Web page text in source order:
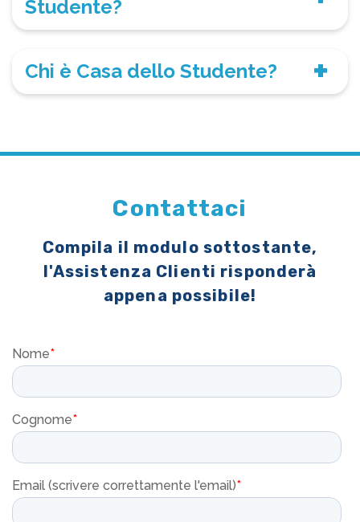
Studente?
Chi è Casa dello Studente?
Contattaci
Compila il modulo sottostante,
l'Assistenza Clienti risponderà
appena possibile!